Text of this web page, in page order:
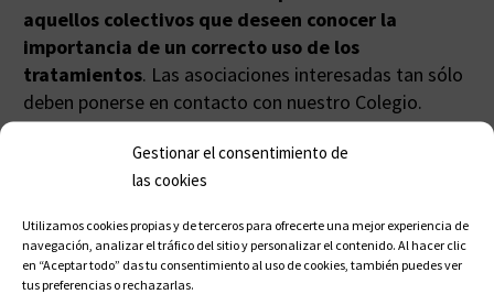
Gestionar el consentimiento de
las cookies
Utilizamos cookies propias y de terceros para ofrecerte una mejor experiencia de
navegación, analizar el tráfico del sitio y personalizar el contenido. Al hacer clic
en “Aceptar todo” das tu consentimiento al uso de cookies, también puedes ver
tus preferencias o rechazarlas.
aquellos colectivos que deseen conocer la
importancia de un correcto uso de los
tratamientos. Las asociaciones interesadas tan sólo
deben ponerse en contacto con nuestro Colegio.